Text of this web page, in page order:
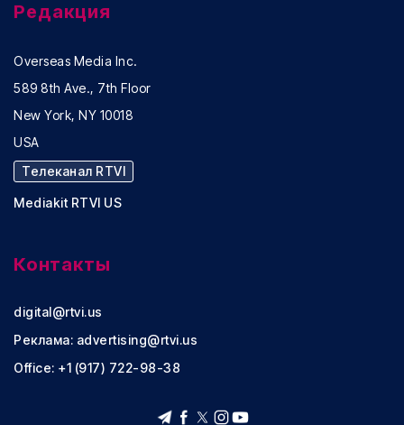
Редакция
Overseas Media Inc.
589 8th Ave., 7th Floor
New York, NY 10018
USA
Телеканал RTVI
Mediakit RTVI US
Контакты
digital@rtvi.us
Реклама: advertising@rtvi.us
Office: +1 (917) 722-98-38